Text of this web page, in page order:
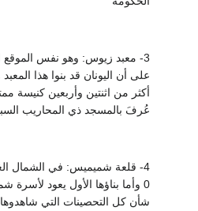
3- معبد زيوس: وهو نفس الموقع
على أن اليونان قد بنوا هذا
أكثر من اثنتين وأربعين
عُرفَ بالمسجد ذي المحاريب السبعة،
4- قلعة شميميس: في الشمال
0 وأما بناؤها الأول يعود
شأن كل التحصينات التي